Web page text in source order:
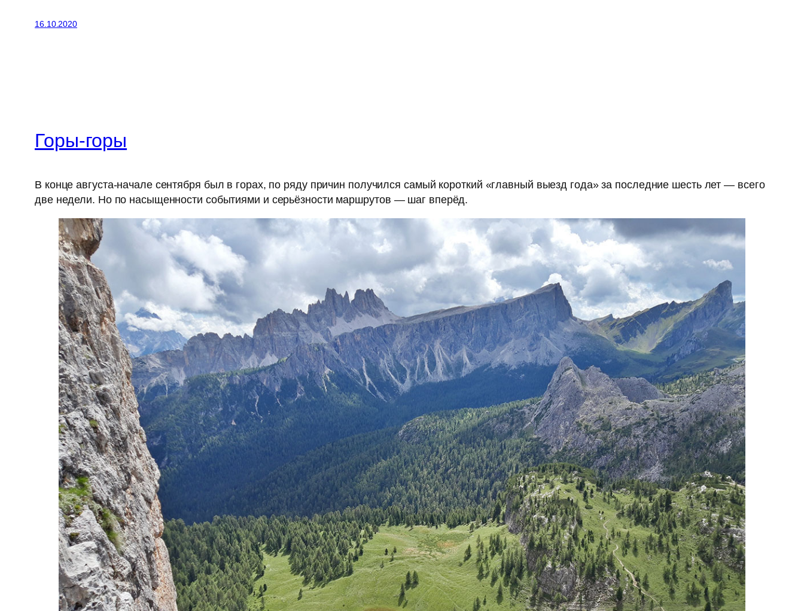
16.10.2020
Горы-горы
В конце августа-начале сентября был в горах, по ряду причин получился самый короткий «главный выезд года» за последние шесть лет — всего
две недели. Но по насыщенности событиями и серьёзности маршрутов — шаг вперёд.